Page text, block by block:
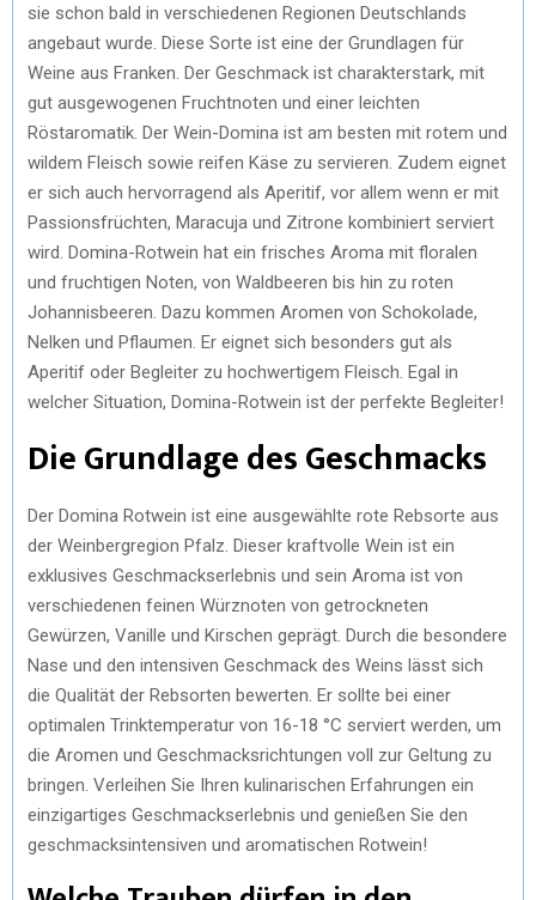
sie schon bald in verschiedenen Regionen Deutschlands
angebaut wurde. Diese Sorte ist eine der Grundlagen für
Weine aus Franken. Der Geschmack ist charakterstark, mit
gut ausgewogenen Fruchtnoten und einer leichten
Röstaromatik. Der Wein-Domina ist am besten mit rotem und
wildem Fleisch sowie reifen Käse zu servieren. Zudem eignet
er sich auch hervorragend als Aperitif, vor allem wenn er mit
Passionsfrüchten, Maracuja und Zitrone kombiniert serviert
wird. Domina-Rotwein hat ein frisches Aroma mit floralen
und fruchtigen Noten, von Waldbeeren bis hin zu roten
Johannisbeeren. Dazu kommen Aromen von Schokolade,
Nelken und Pflaumen. Er eignet sich besonders gut als
Aperitif oder Begleiter zu hochwertigem Fleisch. Egal in
welcher Situation, Domina-Rotwein ist der perfekte Begleiter!
Die Grundlage des Geschmacks
Der Domina Rotwein ist eine ausgewählte rote Rebsorte aus
der Weinbergregion Pfalz. Dieser kraftvolle Wein ist ein
exklusives Geschmackserlebnis und sein Aroma ist von
verschiedenen feinen Würznoten von getrockneten
Gewürzen, Vanille und Kirschen geprägt. Durch die besondere
Nase und den intensiven Geschmack des Weins lässt sich
die Qualität der Rebsorten bewerten. Er sollte bei einer
optimalen Trinktemperatur von 16-18 °C serviert werden, um
die Aromen und Geschmacksrichtungen voll zur Geltung zu
bringen. Verleihen Sie Ihren kulinarischen Erfahrungen ein
einzigartiges Geschmackserlebnis und genießen Sie den
geschmacksintensiven und aromatischen Rotwein!